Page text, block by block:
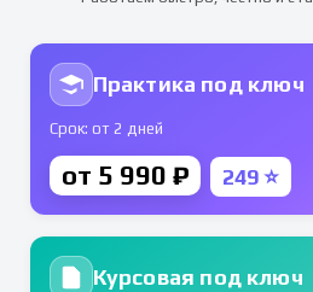
Практика под ключ
Срок: от 2 дней
от 5 990 ₽ 249 ⭐
Курсовая под ключ